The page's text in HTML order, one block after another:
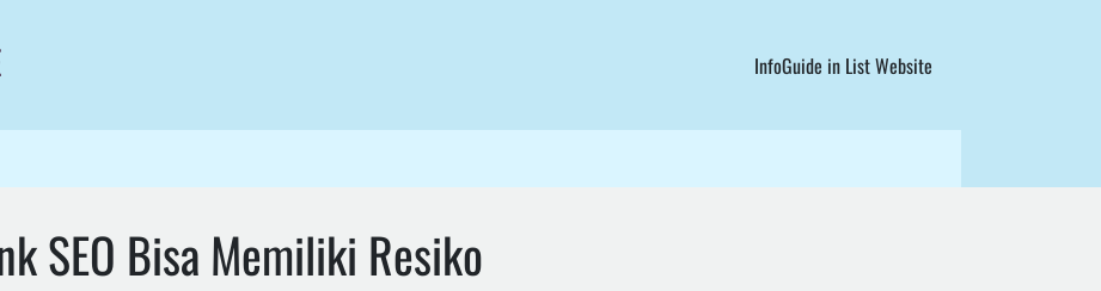
InfoGuide in List Website
SEO Bisa Memiliki Resiko